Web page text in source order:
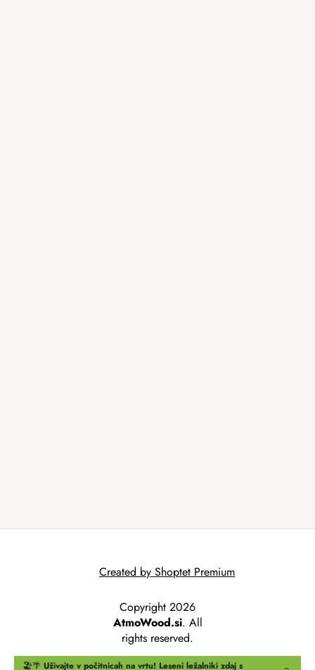
🏖️🌴 Uživajte v počitnicah na vrtu! Leseni ležalniki zdaj s
Created by Shoptet Premium
Copyright 2026
AtmoWood.si. All
rights reserved.